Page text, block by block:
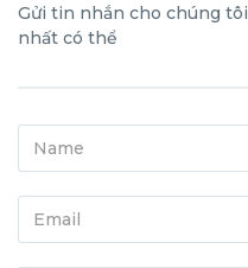
Gửi tin nhắn cho chúng
nhất có thể